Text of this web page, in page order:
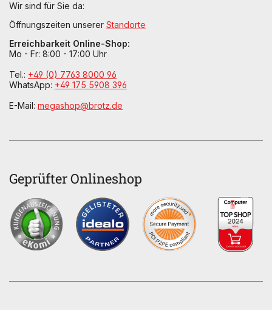
Wir sind für Sie da:
Öffnungszeiten unserer Standorte
Erreichbarkeit Online-Shop:
Mo - Fr: 8:00 - 17:00 Uhr
Tel.: +49 (0) 7763 8000 96
WhatsApp: +49 175 5908 396
E-Mail: megashop@brotz.de
Geprüfter Onlineshop